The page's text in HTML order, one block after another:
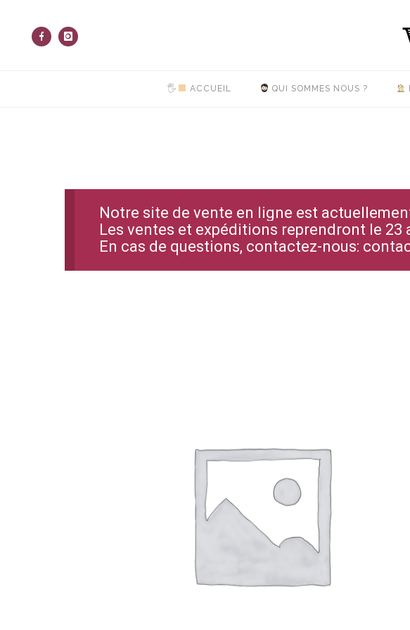
🖐 ACCUEIL QUI SOMMES NOUS ?
Notre site de vente en ligne est
Les ventes et expéditions reprendront le 23
En cas de questions, contactez-nous: